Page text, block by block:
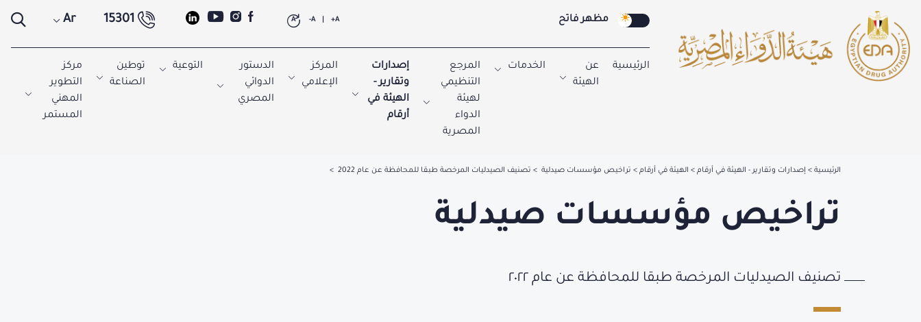
مظهر فاتح A+
A-
A
15301
Ar
الرئيسية
عن
الهيئة
الخدمات
المرجع
التنظيمي
لهيئة
الدواء
المصرية
إصدارات
وتقارير -
الهيئة في
أرقام
المركز
الإعلامي
الدستور
الدوائي
المصري
التوعية
توطين
الصناعة
مركز
التطوير
المهني
المستمر
الرئيسية إصدارات وتقارير - الهيئة في أرقام الهيئة في أرقام تراخيص مؤسسات صيدلية تصنيف الصيدليات المرخصة طبقا للمحافظة عن عام 2022
تراخيص مؤسسات صيدلية
تصنيف الصيدليات المرخصة طبقا للمحافظة عن عام ٢٠٢٢